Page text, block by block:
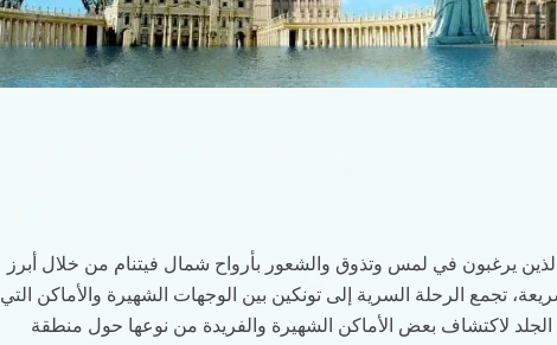
يرغبون في لمس وتذوق والشعور بأرواح شمال فيتنام من خلال أبرز
تجمع الرحلة السرية إلى تونكين بين الوجهات الشهيرة والأماكن التي
لاكتشاف بعض الأماكن الشهيرة والفريدة من نوعها حول منطقة